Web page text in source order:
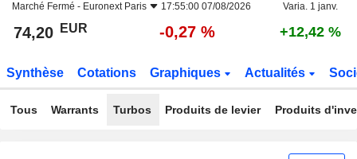
Marché Fermé - Euronext Paris 17:55:00 07/08/2026 Varia. 1 janv.
74,20 EUR -0,27 % +12,42 %
Synthèse Cotations Graphiques Actualités
Tous Warrants Turbos Produits de levier Produits